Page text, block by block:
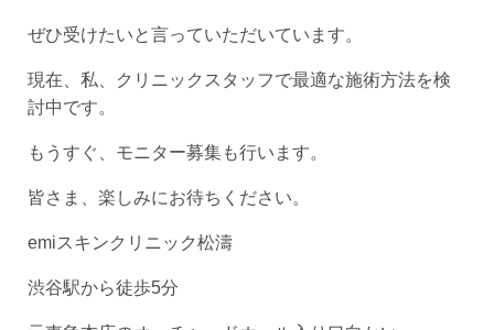
ぜひ受けたいと言っていただいています。
現在、私、クリニックスタッフで最適な施術方法を検
討中です。
もうすぐ、モニター募集も行います。
皆さま、楽しみにお待ちください。
emiスキンクリニック松濤
渋谷駅から徒歩5分